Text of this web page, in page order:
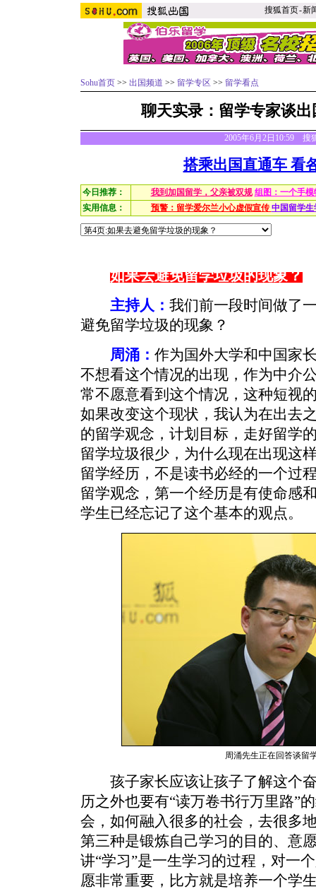
搜狐首页-新
Sohu首页 >> 出国频道 >> 留学专区 >> 留学看点
聊天实录：留学专家谈
2005年6月2日10:59 搜
搭乘出国直通车 看
今日推荐： 我到加国留学，父亲被双规 组图：一个手
实用信息：
预警：留学爱尔兰小心虚假宣传 中国留学
如果去避免留学垃圾的现象？
主持人： 我们前一段时间做了
避免留学垃圾的现象？
周涌： 作为国外大学和中国家
不想看这个情况的出现，作为中介
常不愿意看到这个情况，这种短视
如果改变这个现状，我认为在出去
的留学观念，计划目标，走好留学
留学垃圾很少，为什么现在出现这
留学经历，不是读书必经的一个过
留学观念，第一个经历是有使命感
学生已经忘记了这个基本的观点。
周涌先生正在回答谈留
孩子家长应该让孩子了解这个奋
历之外也要有“读万卷书行万里路”
会，如何融入很多的社会，去很多
第三种是锻炼自己学习的目的、意
讲“学习”是一生学习的过程，对一
愿非常重要，比方就是培养一个学